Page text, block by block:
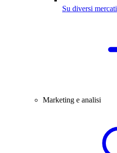
Su diversi mercati
Marketing e analisi